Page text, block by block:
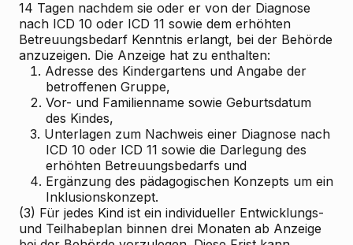
14 Tagen nachdem sie oder er von der Diagnose
nach ICD 10 oder ICD 11 sowie dem erhöhten
Betreuungsbedarf Kenntnis erlangt, bei der Behörde
anzuzeigen. Die Anzeige hat zu enthalten:
1. Adresse des Kindergartens und Angabe der
betroffenen Gruppe,
2. Vor- und Familienname sowie Geburtsdatum
des Kindes,
3. Unterlagen zum Nachweis einer Diagnose nach
ICD 10 oder ICD 11 sowie die Darlegung des
erhöhten Betreuungsbedarfs und
4. Ergänzung des pädagogischen Konzepts um ein
Inklusionskonzept.
(3) Für jedes Kind ist ein individueller Entwicklungs-
und Teilhabeplan binnen drei Monaten ab Anzeige